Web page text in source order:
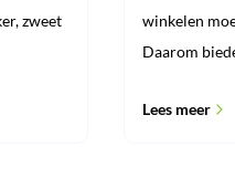
zweet
winkelen
Daarom
Lees meer